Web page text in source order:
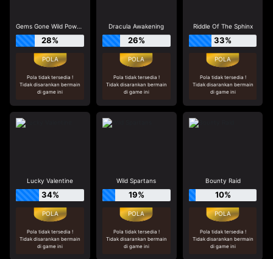
Gems Gone Wild Power Reels
28%
Pola tidak tersedia !
Tidak disarankan bermain
di game ini
Dracula Awakening
26%
Pola tidak tersedia !
Tidak disarankan bermain
di game ini
Riddle Of The Sphinx
33%
Pola tidak tersedia !
Tidak disarankan bermain
di game ini
Lucky Valentine
34%
Pola tidak tersedia !
Tidak disarankan bermain
di game ini
Wild Spartans
19%
Pola tidak tersedia !
Tidak disarankan bermain
di game ini
Bounty Raid
10%
Pola tidak tersedia !
Tidak disarankan bermain
di game ini